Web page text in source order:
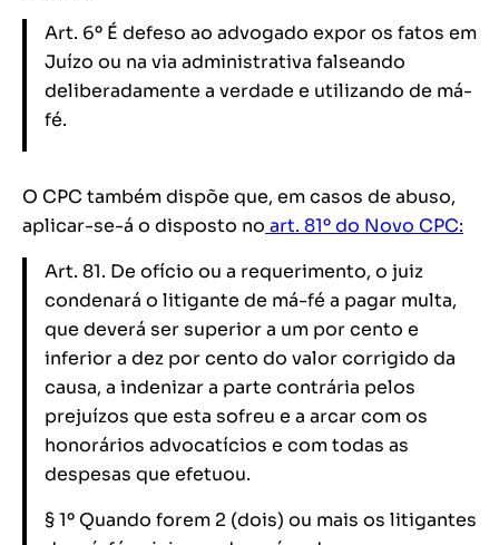
Art. 6º É defeso ao advogado expor os fatos em
Juízo ou na via administrativa falseando
deliberadamente a verdade e utilizando de má-
fé.
O CPC também dispõe que, em casos de abuso,
aplicar-se-á o disposto no art. 81º do Novo CPC:
Art. 81. De ofício ou a requerimento, o juiz
condenará o litigante de má-fé a pagar multa,
que deverá ser superior a um por cento e
inferior a dez por cento do valor corrigido da
causa, a indenizar a parte contrária pelos
prejuízos que esta sofreu e a arcar com os
honorários advocatícios e com todas as
despesas que efetuou.
§ 1º Quando forem 2 (dois) ou mais os litigantes